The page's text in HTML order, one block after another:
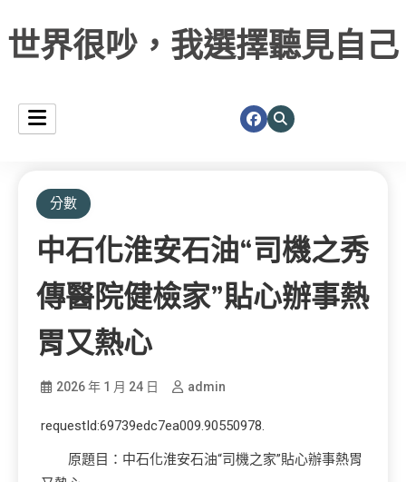
世界很吵，我選擇聽見自己
分數
中石化淮安石油“司機之秀
傳醫院健檢家”貼心辦事熱
胃又熱心
2026 年 1 月 24 日 admin
requestId:69739edc7ea009.90550978.
原題目：中石化淮安石油“司機之家”貼心辦事熱胃